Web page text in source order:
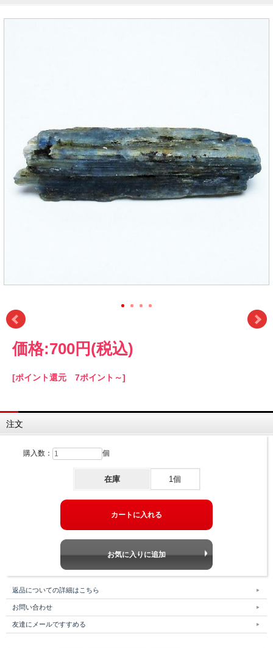
価格:700円 (税込)
[ポイント還元 7ポイント～]
注文
購入数： 個
在庫 1個
返品についての詳細はこちら
お問い合わせ
友達にメールですすめる